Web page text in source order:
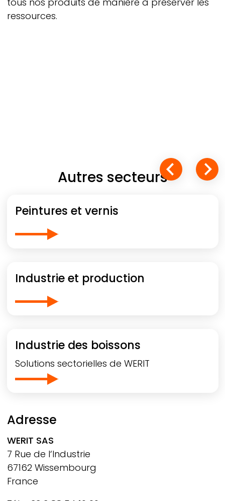
ressources.
Autres secteurs
Peintures et vernis
Industrie et production
Industrie des boissons
Solutions sectorielles de WERIT
Adresse
WERIT SAS
7 Rue de l‘Industrie
67162 Wissembourg
France